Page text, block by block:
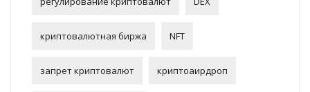
криптовалютная биржа NFT
запрет криптовалют криптоаирдроп